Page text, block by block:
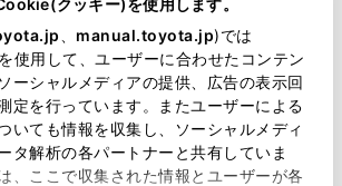
クッキー)を使用します。
manual.toyota.jp)では
使用して、ユーザーに合わせたコンテン
ーシャルメディアの提供、広告の表示回
定を行っています。またユーザーによる
いても情報を収集し、ソーシャルメディ
タ解析の各パートナーと共有していま
、ここで収集された情報とユーザーが各